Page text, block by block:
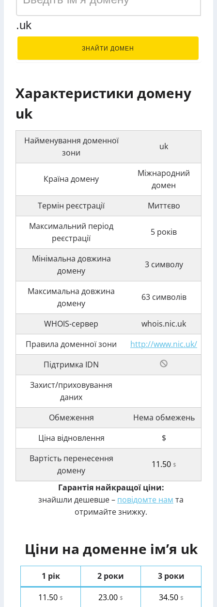
.uk
ЗНАЙТИ ДОМЕН
Характеристики домену
uk
Найменування доменної
зони
uk
Країна домену
Міжнародний
домен
Термін реєстрації
Миттєво
Максимальний період
реєстрації
5 років
Мінімальна довжина
домену
3 символу
Максимальна довжина
домену
63 символів
WHOIS-сервер
whois.nic.uk
Правила доменної зони
http://www.nic.uk/
Підтримка IDN
Захист/приховування
даних
Обмеження
Нема обмежень
Ціна відновлення
$
Вартість перенесення
домену
11.50 $
Гарантія найкращої ціни:
знайшли дешевше – повідомте нам та
отримайте знижку.
Ціни на доменне ім’я uk
1 рік 2 роки
3 роки
11.50 $ 23.00 $ 34.50 $